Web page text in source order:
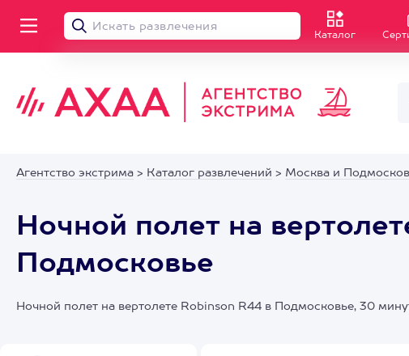
Каталог
Агентство экстрима > Каталог развлечений > Москва и
Ночной полет на
Подмосковье
Ночной полет на вертолете Robinson R44 в Подмосковье, 30